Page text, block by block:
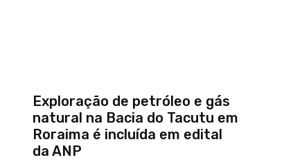
Exploração de petróleo e gás
natural na Bacia do Tacutu em
Roraima é incluída em edital
da ANP